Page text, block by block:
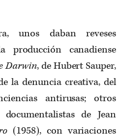
unos daban reveses
producción canadiense
Darwin, de Hubert Sauper,
la denuncia creativa, del
antirusas; otros
de Jean
(1958), con variaciones